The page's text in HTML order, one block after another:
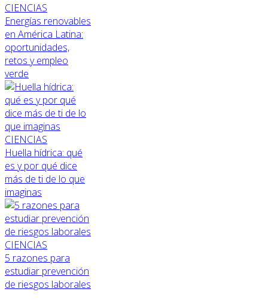
CIENCIAS
Energías renovables
en América Latina:
oportunidades,
retos y empleo
verde
CIENCIAS
Huella hídrica: qué
es y por qué dice
más de ti de lo que
imaginas
CIENCIAS
5 razones para
estudiar prevención
de riesgos laborales